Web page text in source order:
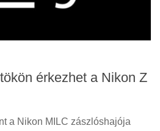
érkezhet a Nikon Z
a Nikon MILC zászlóshajója